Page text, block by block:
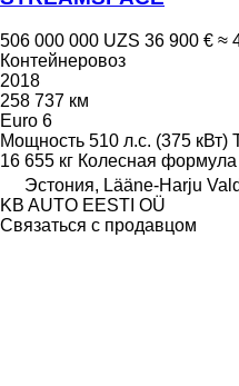
506 000 000 UZS 36 900 € ≈
Контейнеровоз
2018
258 737 км
Euro 6
Мощность 510 л.с. (375 кВт)
16 655 кг Колесная формула
Эстония, Lääne-Harju Vald
KB AUTO EESTI OÜ
Связаться с продавцом